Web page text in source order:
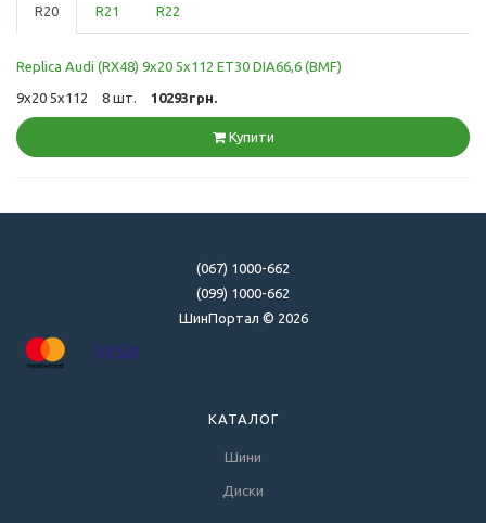
R20 R21 R22
Replica Audi (RX48) 9x20 5x112 ET30 DIA66,6 (BMF)
9x20 5x112 8 шт. 10293грн.
Купити
(067) 1000-662
(099) 1000-662
ШинПортал © 2026
КАТАЛОГ
Шини
Диски